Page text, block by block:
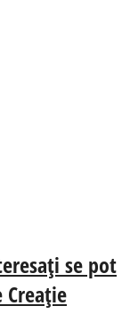
se pot